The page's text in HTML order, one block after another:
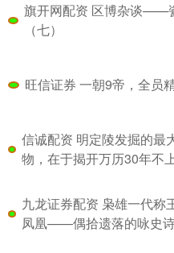
旗开网配资 区博杂谈——
（七）
旺信证券 一朝9帝，全员
信诚配资 明定陵发掘的最
物，在于揭开万历30年不
九龙证券配资 枭雄一代称
凤凰——偶拾遗落的咏史